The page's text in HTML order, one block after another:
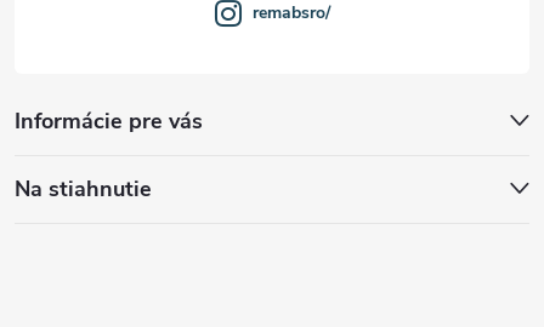
Informácie pre vás
Na stiahnutie
remabsro/